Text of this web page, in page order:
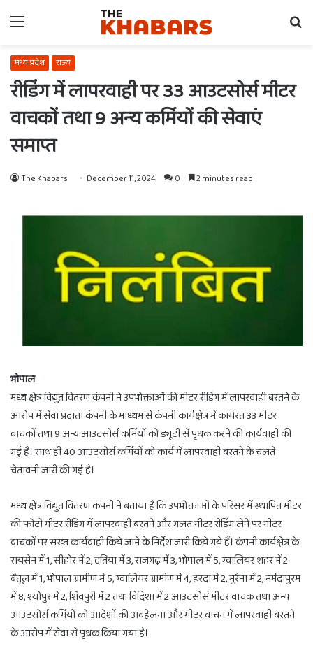
Menu
मध्य प्रदेश राज्य
रीडिंग में लापरवाही पर 33 आउटसोर्स मीटर
वाचकों तथा 9 अन्य कर्मियों की सेवाएं
समाप्त
The Khabars December 11, 2024 0 2 minutes read
भोपाल
मध्य क्षेत्र विद्युत वितरण कंपनी ने उपभोक्ताओं की मीटर रीडिंग में लापरवाही बरतने के
आरोप में सेवा प्रदाता कंपनी के माध्यम से कंपनी कार्यक्षेत्र में कार्यरत 33 मीटर
वाचकों तथा 9 अन्य आउटसोर्स कर्मियों को ड्यूटी से पृथक करने की कार्यवाही की
गई है। साथ ही 40 आउटसोर्स कर्मियों को कार्य में लापरवाही बरतने के चलते
चेतावनी जारी की गई है।
मध्य क्षेत्र विद्युत वितरण कंपनी ने बताया है कि उपभोक्ताओं के परिसर में स्थापित मीटर
की फोटो मीटर रीडिंग में लापरवाही बरतने और गलत मीटर रीडिंग लेने पर मीटर
वाचकों पर सख्त कार्यवाही किये जाने के निर्देश जारी किये गये हैं। कंपनी कार्यक्षेत्र के
रायसेन में 1, सीहोर में 2, दतिया में 3, राजगढ़ में 3, भोपाल में 5, ग्वालियर शहर में 2
बैतूल में 1, भोपाल ग्रामीण में 5, ग्वालियर ग्रामीण में 4, हरदा में 2, मुरैना में 2, नर्मदापुरम
में 8, श्योपुर में 2, शिवपुरी में 2 तथा विदिशा में 2 आउटसोर्स मीटर वाचक तथा अन्य
आउटसोर्स कर्मियों को आदेशों की अवहेलना और मीटर वाचन में लापरवाही बरतने
के आरोप में सेवा से पृथक किया गया है।